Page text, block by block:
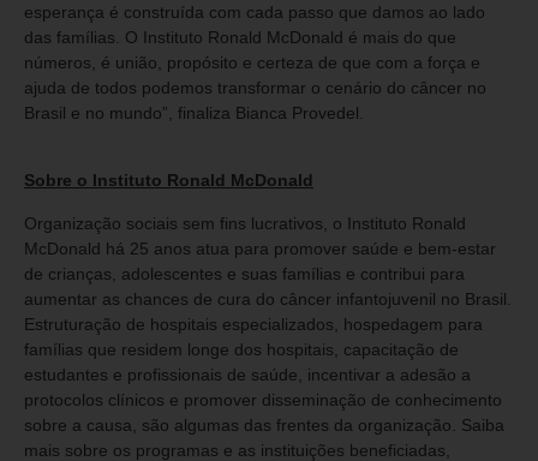
esperança é construída com cada passo que damos ao lado
das famílias. O Instituto Ronald McDonald é mais do que
números, é união, propósito e certeza de que com a força e
ajuda de todos podemos transformar o cenário do câncer no
Brasil e no mundo”, finaliza Bianca Provedel.
Sobre o Instituto Ronald McDonald
Organização sociais sem fins lucrativos, o Instituto Ronald
McDonald há 25 anos atua para promover saúde e bem-estar
de crianças, adolescentes e suas famílias e contribui para
aumentar as chances de cura do câncer infantojuvenil no Brasil.
Estruturação de hospitais especializados, hospedagem para
famílias que residem longe dos hospitais, capacitação de
estudantes e profissionais de saúde, incentivar a adesão a
protocolos clínicos e promover disseminação de conhecimento
sobre a causa, são algumas das frentes da organização. Saiba
mais sobre os programas e as instituições beneficiadas,